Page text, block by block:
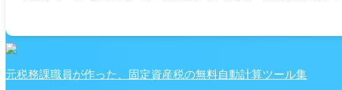
元税務課職員が作った、固定資産税の無料自動計算ツール集